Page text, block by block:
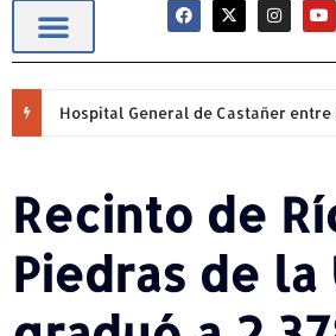
Recinto de
Piedras de la